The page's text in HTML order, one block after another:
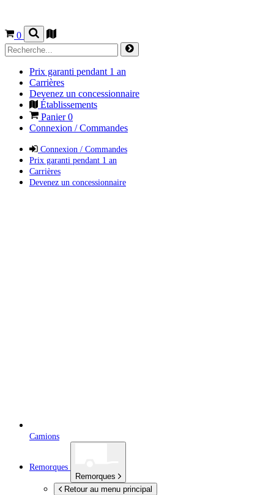
0
Prix garanti pendant 1 an
Carrières
Devenez un concessionnaire
Établissements
Panier0
Connexion / Commandes
Connexion / Commandes
Prix garanti pendant 1 an
Carrières
Devenez un concessionnaire
Camions
Remorques
Remorques
Retour au menu principal